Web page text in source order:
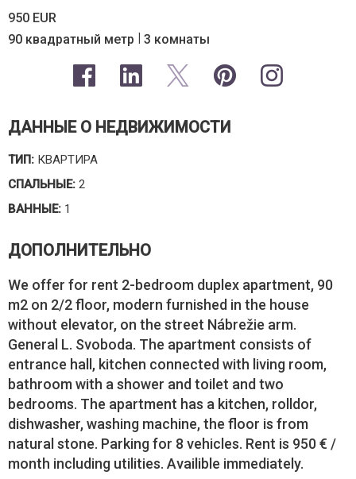
950 EUR
90 квадратный метр | 3 комнаты
ДАННЫЕ О НЕДВИЖИМОСТИ
ТИП: КВАРТИРА
СПАЛЬНЫЕ: 2
ВАННЫЕ: 1
ДОПОЛНИТЕЛЬНО
We offer for rent 2-bedroom duplex apartment, 90
m2 on 2/2 floor, modern furnished in the house
without elevator, on the street Nábrežie arm.
General L. Svoboda. The apartment consists of
entrance hall, kitchen connected with living room,
bathroom with a shower and toilet and two
bedrooms. The apartment has a kitchen, rolldor,
dishwasher, washing machine, the floor is from
natural stone. Parking for 8 vehicles. Rent is 950 € /
month including utilities. Availible immediately.